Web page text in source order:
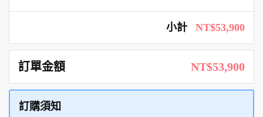
小計 NT$53,900
訂單金額 NT$53,900
訂購須知